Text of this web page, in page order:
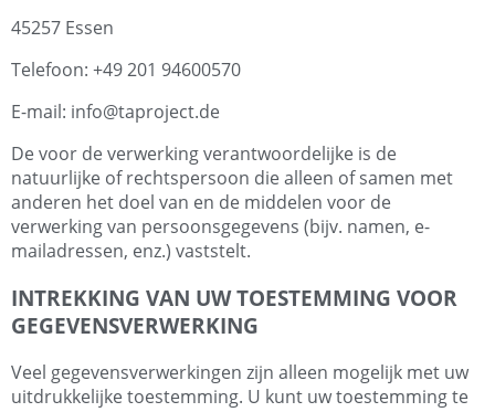
45257 Essen
Telefoon: +49 201 94600570
E-mail: info@taproject.de
De voor de verwerking verantwoordelijke is de
natuurlijke of rechtspersoon die alleen of samen met
anderen het doel van en de middelen voor de
verwerking van persoonsgegevens (bijv. namen, e-
mailadressen, enz.) vaststelt.
INTREKKING VAN UW TOESTEMMING VOOR
GEGEVENSVERWERKING
Veel gegevensverwerkingen zijn alleen mogelijk met uw
uitdrukkelijke toestemming. U kunt uw toestemming te